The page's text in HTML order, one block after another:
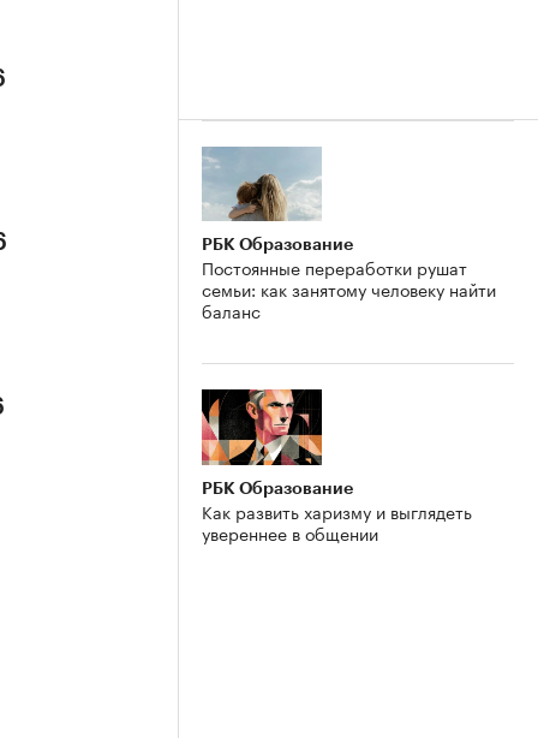
РБК Образование
Постоянные переработки рушат
семьи: как занятому человеку найти
баланс
РБК Образование
Как развить харизму и выглядеть
увереннее в общении